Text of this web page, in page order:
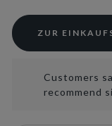
ZUR
Customers
recommend